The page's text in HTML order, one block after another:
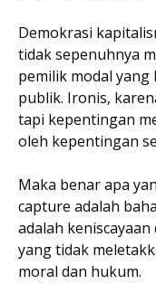
Demokrasi
tidak sepenuhnya
pemilik modal yang
publik. Ironis,
tapi kepentingan
oleh kepentingan
Maka benar apa
capture adalah
adalah
yang tidak
moral dan hukum.